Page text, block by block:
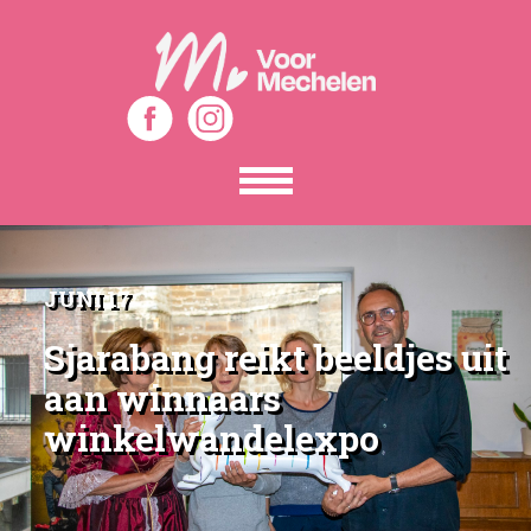
Toon
het
menu
JUNI 17
Sjarabang reikt beeldjes uit
aan winnaars
winkelwandelexpo